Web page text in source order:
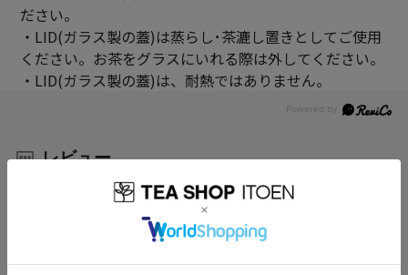
ださい。
・LID(ガラス製の蓋)は蒸らし･茶漉し置きとしてご使用
ください。お茶をグラスにいれる際は外してください。
・LID(ガラス製の蓋)は、耐熱ではありません。
レビュー
5.0
レビュー件数： 1